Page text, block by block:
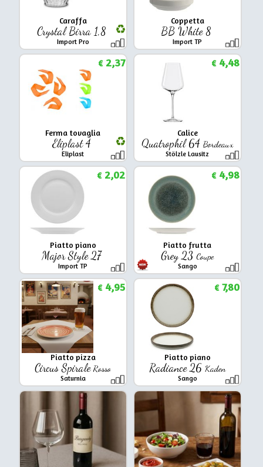
Caraffa
Crystal Birra 1,8
Import Pro
Coppetta
BB White 8
Import TP
Ferma tovaglia
Eliplast 4
Eliplast
€2,37
Calice
Quatrophil 64Bordeaux
Stölzle Lausitz
€4,48
Piatto piano
Major Style 27
Import TP
€2,02
Piatto frutta
Grey 23Coupe
Sango
€4,98
Piatto pizza
Circus SpiraleRosso
Saturnia
€4,95
Piatto piano
Radiance 26 Kaden
Sango
€7,80